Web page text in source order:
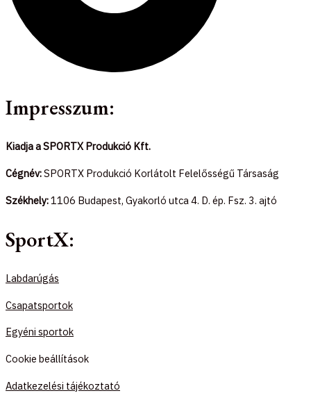
Impresszum:
Kiadja a SPORTX Produkció Kft.
Cégnév:SPORTX Produkció Korlátolt Felelősségű Társaság
Székhely:1106 Budapest, Gyakorló utca 4. D. ép. Fsz. 3. ajtó
SportX:
Labdarúgás
Csapatsportok
Egyéni sportok
Cookie beállítások
Adatkezelési tájékoztató